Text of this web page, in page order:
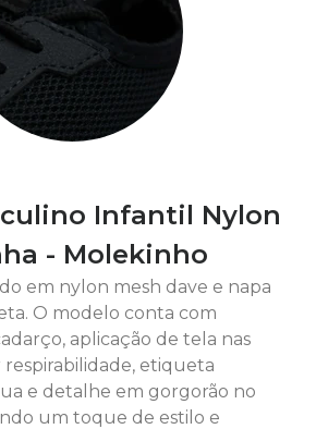
Infantil Nylon
- Molekinho
em nylon mesh dave e napa
O modelo conta com
aplicação de tela nas
respirabilidade, etiqueta
e detalhe em gorgorão no
um toque de estilo e